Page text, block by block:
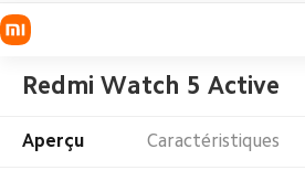
Redmi Watch 5 Active
Aperçu Caractéristiques